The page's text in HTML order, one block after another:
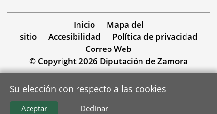
Inicio
Mapa del
sitio
Accesibilidad
Política de privacidad
Correo Web
© Copyright 2026 Diputación de Zamora
Su elección con respecto a las cookies
Declinar
Aceptar